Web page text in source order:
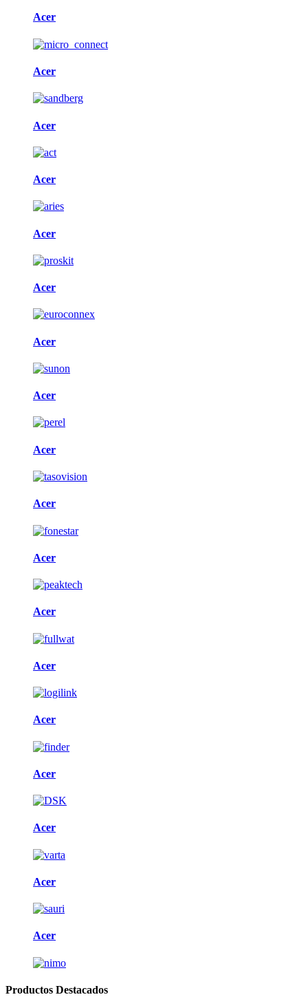
Acer
Acer
Acer
Acer
Acer
Acer
Acer
Acer
Acer
Acer
Acer
Acer
Acer
Acer
Acer
Acer
Acer
Acer
Productos Destacados